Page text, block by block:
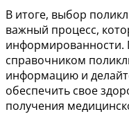
В итоге, выбор
важный процесс,
информированности.
справочником
информацию и
обеспечить свое
получения